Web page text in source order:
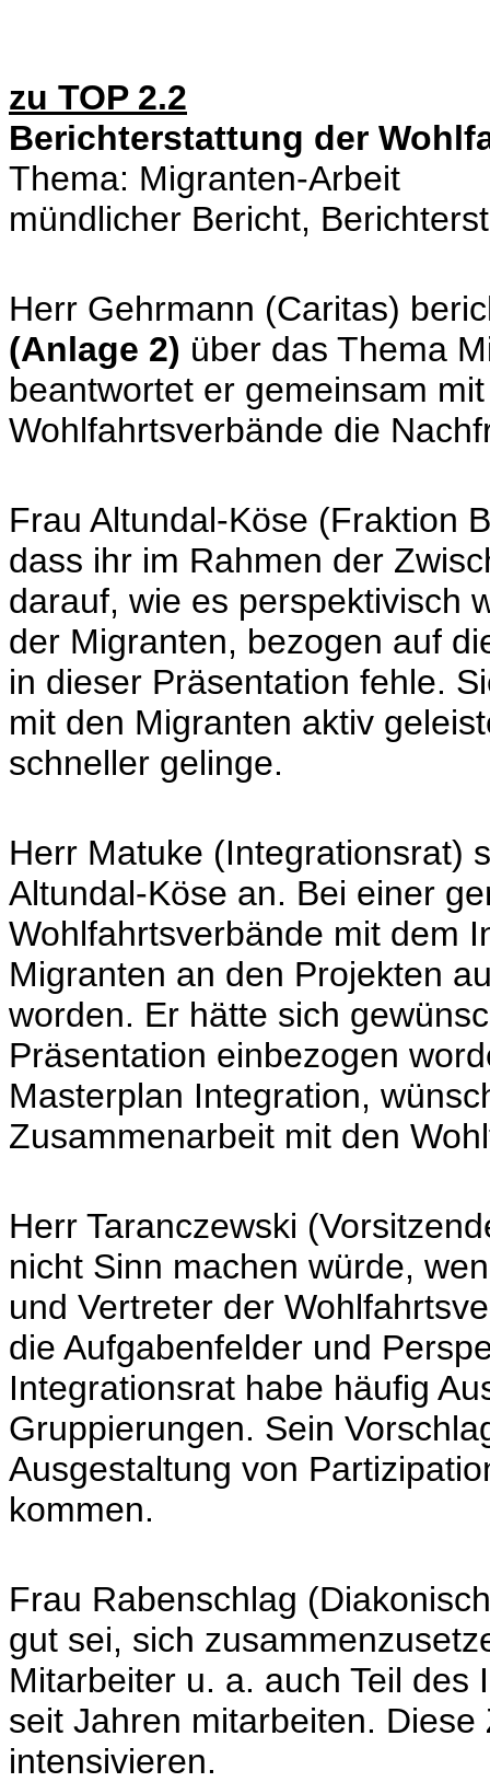
zu TOP 2.2
Berichterstattung der
Thema: Migranten-Arbeit
mündlicher Bericht,
Herr Gehrmann (Caritas)
(Anlage 2) über das Thema
beantwortet er gemeinsam
Wohlfahrtsverbände die
Frau Altundal-Köse (Fraktion
dass ihr im Rahmen der
darauf, wie es perspektivisch
der Migranten, bezogen auf
in dieser Präsentation fehle.
mit den Migranten aktiv
schneller gelinge.
Herr Matuke (Integrationsrat)
Altundal-Köse an. Bei einer
Wohlfahrtsverbände mit dem
Migranten an den Projekten
worden. Er hätte sich
Präsentation einbezogen
Masterplan Integration,
Zusammenarbeit mit den
Herr Taranczewski
nicht Sinn machen würde,
und Vertreter der
die Aufgabenfelder und
Integrationsrat habe häufig
Gruppierungen. Sein
Ausgestaltung von
kommen.
Frau Rabenschlag
gut sei, sich
Mitarbeiter u. a. auch Teil
seit Jahren mitarbeiten.
intensivieren.